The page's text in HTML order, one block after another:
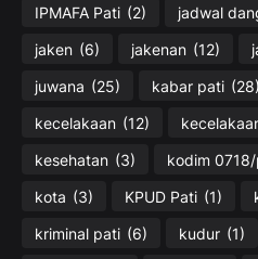
IPMAFA Pati (2) jadwal
jaken (6) jakenan (12)
juwana (25) kabar pati (28)
kecelakaan (12)
kesehatan (3) kodim
kota (3) KPUD Pati (1)
kriminal pati (6) kudur (1)